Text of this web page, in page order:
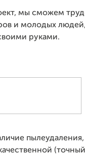
мы сможем
и молодых
руками.